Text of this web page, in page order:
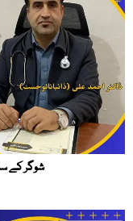
شوگر کے